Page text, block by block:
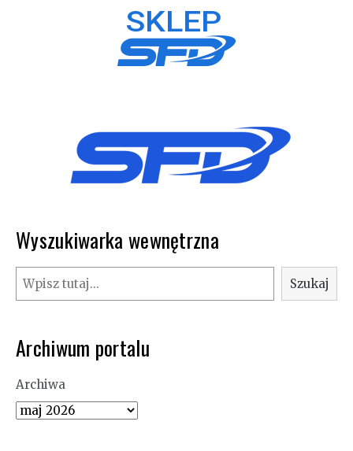
Wyszukiwarka wewnętrzna
Szukaj
Szukaj
Archiwum portalu
Archiwa